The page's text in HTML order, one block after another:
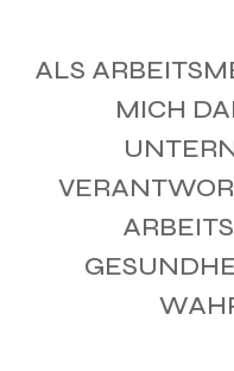
ALS
MICH